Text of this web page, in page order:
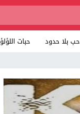
حب بلا حدود حبات اللؤلؤ